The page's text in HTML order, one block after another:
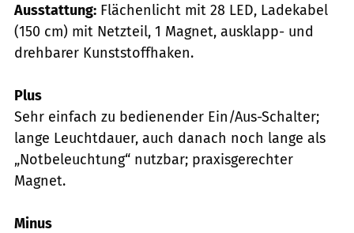
Ausstattung: Flächenlicht mit 28 LED, Ladekabel
(150 cm) mit Netzteil, 1 Magnet, ausklapp- und
drehbarer Kunststoffhaken.
Plus
Sehr einfach zu bedienender Ein/Aus-Schalter;
lange Leuchtdauer, auch danach noch lange als
„Notbeleuchtung“ nutzbar; praxisgerechter
Magnet.
Minus